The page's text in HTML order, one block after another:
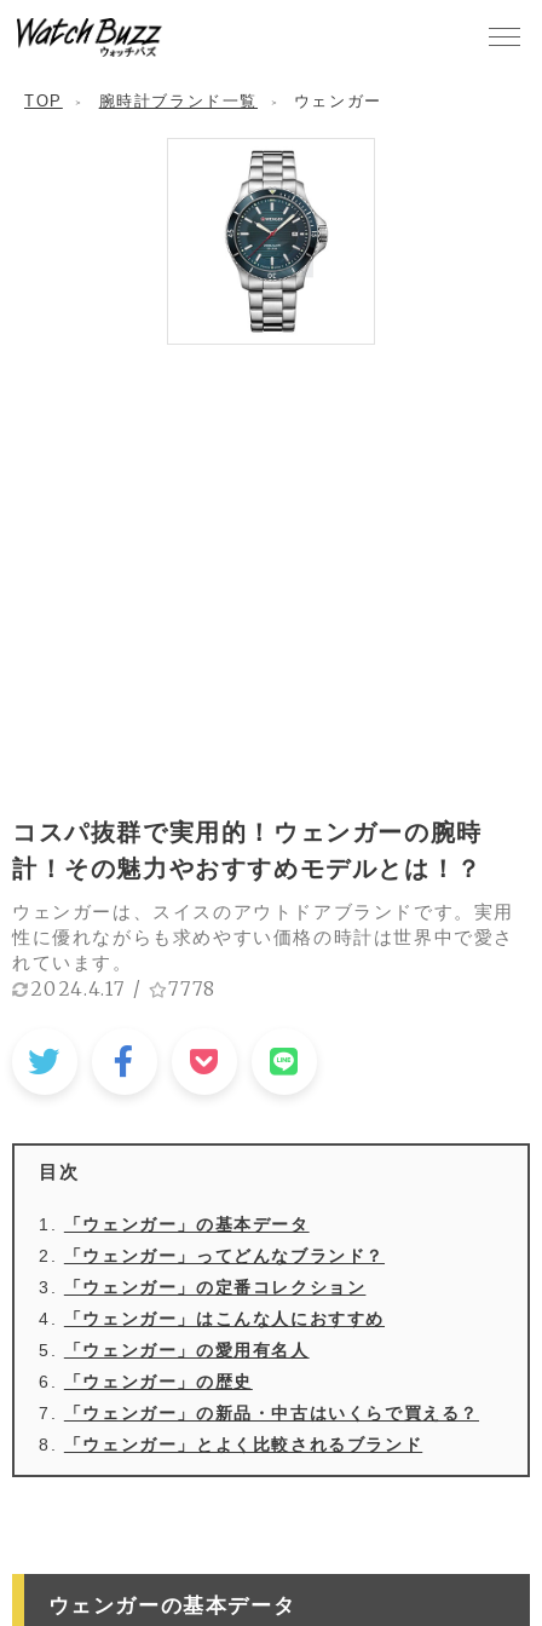
TOP 腕時計ブランド一覧 ウェンガー
コスパ抜群で実用的！ウェンガーの腕時
計！その魅力やおすすめモデルとは！？
ウェンガーは、スイスのアウトドアブランドです。実用
性に優れながらも求めやすい価格の時計は世界中で愛さ
れています。
2024.4.17 / 7778
目次
「ウェンガー」の基本データ
「ウェンガー」ってどんなブランド？
「ウェンガー」の定番コレクション
「ウェンガー」はこんな人におすすめ
「ウェンガー」の愛用有名人
「ウェンガー」の歴史
「ウェンガー」の新品・中古はいくらで買える？
「ウェンガー」とよく比較されるブランド
ウェンガーの基本データ